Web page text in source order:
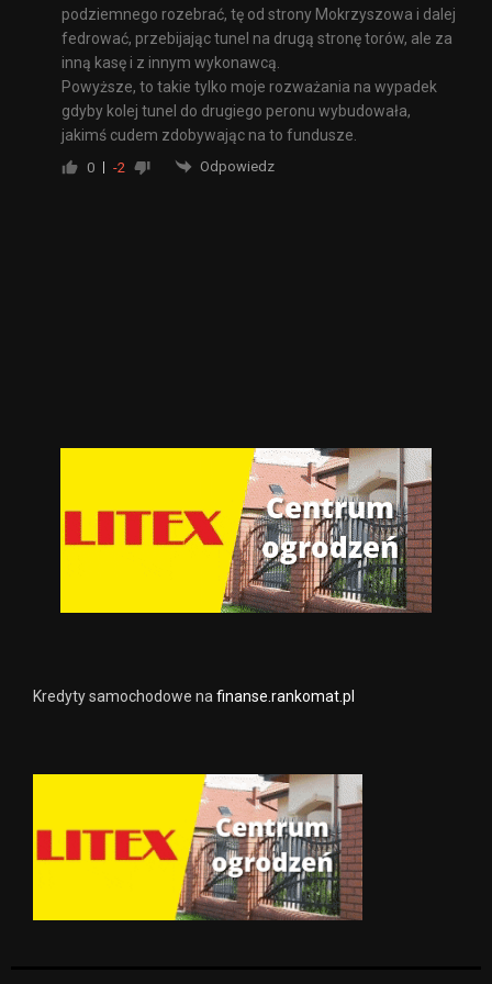
podziemnego rozebrać, tę od strony Mokrzyszowa i dalej
fedrować, przebijając tunel na drugą stronę torów, ale za
inną kasę i z innym wykonawcą.
Powyższe, to takie tylko moje rozważania na wypadek
gdyby kolej tunel do drugiego peronu wybudowała,
jakimś cudem zdobywając na to fundusze.
0 -2 Odpowiedz
Kredyty samochodowe nafinanse.rankomat.pl